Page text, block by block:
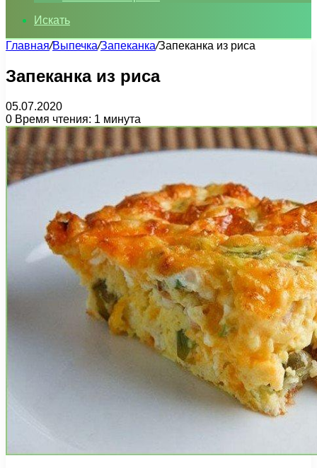
Искать
Главная/Выпечка/Запеканка/Запеканка из риса
Запеканка из риса
05.07.2020
0 Время чтения: 1 минута